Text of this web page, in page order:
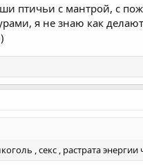
птичьи с мантрой, с
я не знаю как
, секс , растрата